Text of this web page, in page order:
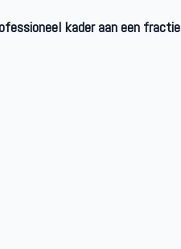
kader aan een fractie